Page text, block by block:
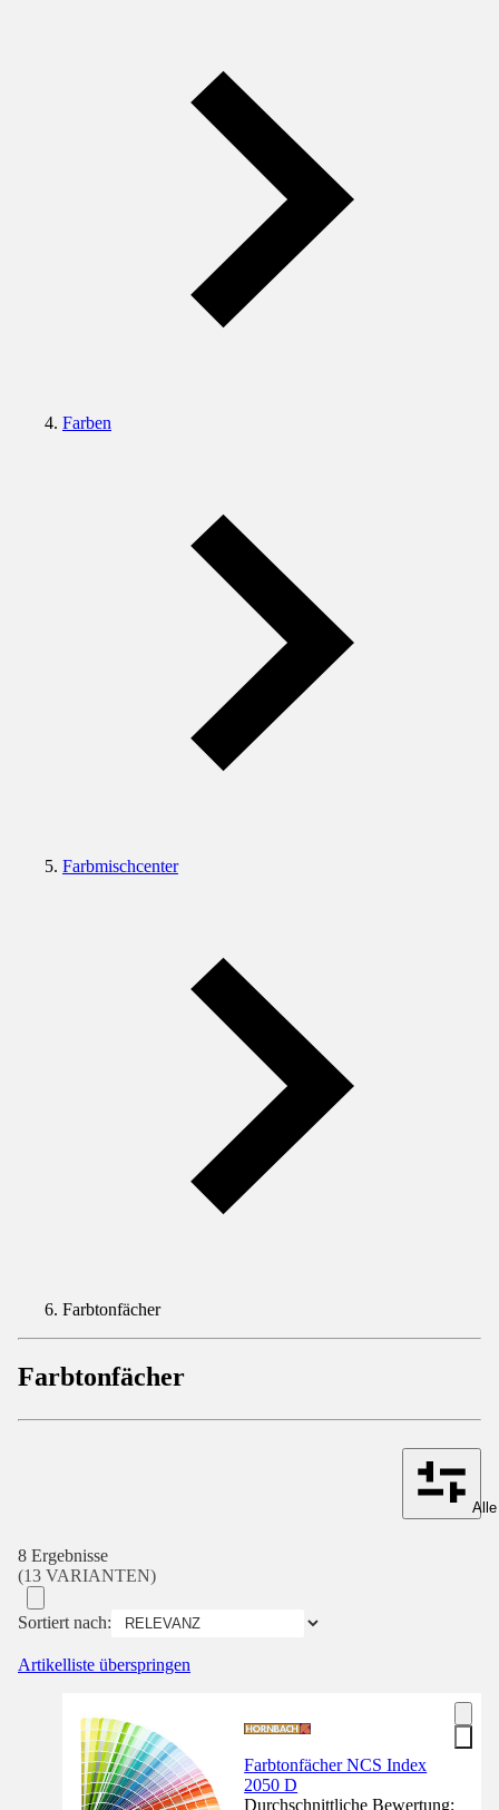
Farben
Farbmischcenter
Farbtonfächer
Farbtonfächer
8 Ergebnisse
(13 VARIANTEN)
Sortiert nach:
Artikelliste überspringen
Farbtonfächer NCS Index
2050 D
Durchschnittliche Bewertung: